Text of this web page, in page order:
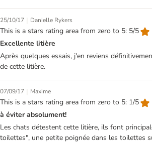
25/10/17 | Danielle Rykers
This is a stars rating area from zero to 5: 5/5
Excellente litière
Après quelques essais, j'en reviens
de cette litière.
07/09/17 | Maxime
This is a stars rating area from zero to 5: 1/5
à éviter absolument!
Les chats détestent cette litière, ils font
toilettes", une petite poignée dans les toilettes